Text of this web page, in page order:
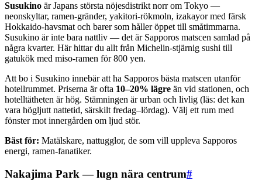
Susukino är Japans största nöjesdistrikt norr om Tokyo —
neonskyltar, ramen-gränder, yakitori-rökmoln, izakayor med färsk
Hokkaido-havsmat och barer som håller öppet till småtimmarna.
Susukino är inte bara nattliv — det är Sapporos matscen samlad på
några kvarter. Här hittar du allt från Michelin-stjärnig sushi till
gatukök med miso-ramen för 800 yen.
Att bo i Susukino innebär att ha Sapporos bästa matscen utanför
hotellrummet. Priserna är ofta 10–20% lägre än vid stationen, och
hotelltätheten är hög. Stämningen är urban och livlig (läs: det kan
vara högljutt nattetid, särskilt fredag–lördag). Välj ett rum med
fönster mot innergården om ljud stör.
Bäst för: Matälskare, nattugglor, de som vill uppleva Sapporos
energi, ramen-fanatiker.
Nakajima Park — lugn nära centrum#